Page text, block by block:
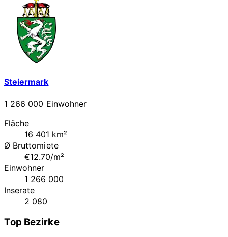
Steiermark
1 266 000 Einwohner
Fläche
16 401 km²
Ø Bruttomiete
€12.70/m²
Einwohner
1 266 000
Inserate
2 080
Top Bezirke